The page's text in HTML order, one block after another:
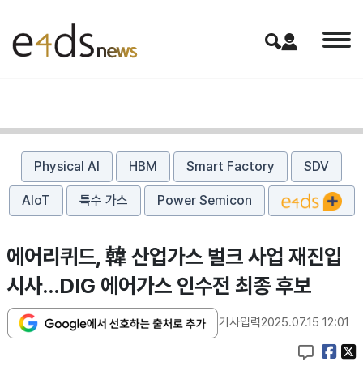
Physical AI HBM Smart Factory SDV
AIoT 특수 가스 Power Semicon
에어리퀴드, 韓 산업가스 벌크 사업 재진입
시사…DIG 에어가스 인수전 최종 후보
기사입력2025.07.15 12:01